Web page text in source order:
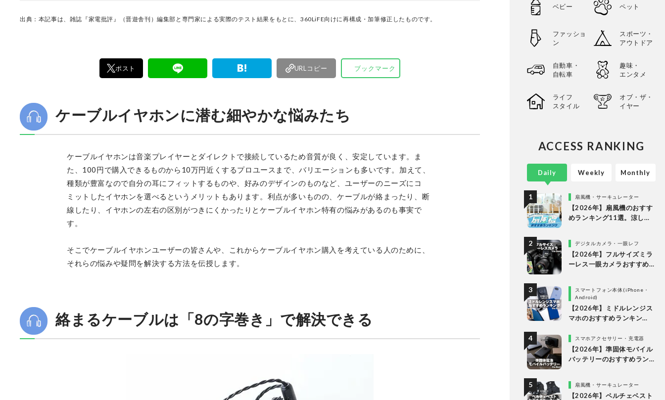
出典：本記事は、雑誌『家電批評』（晋遊舎刊）編集部と専門家による実際のテスト結果をもとに、360LiFE向けに再構成・加筆修正したものです。
ポスト URLコピー ブックマーク
ケーブルイヤホンに潜む細やかな悩みたち
ケーブルイヤホンは音楽プレイヤーとダイレクトで接続しているため音質が良く、安定しています。ま
た、100円で購入できるものから10万円近くするプロユースまで、バリエーションも多いです。加えて、
種類が豊富なので自分の耳にフィットするものや、好みのデザインのものなど、ユーザーのニーズにコ
ミットしたイヤホンを選べるというメリットもあります。利点が多いものの、ケーブルが絡まったり、断
線したり、イヤホンの左右の区別がつきにくかったりとケーブルイヤホン特有の悩みがあるのも事実で
す。
そこでケーブルイヤホンユーザーの皆さんや、これからケーブルイヤホン購入を考えている人のために、
それらの悩みや疑問を解決する方法を伝授します。
絡まるケーブルは「8の字巻き」で解決できる
ベビー ペット
ファッショ
ン
スポーツ・
アウトドア
自動車・
自転車
趣味・
エンタメ
ライフ
スタイル
オブ・ザ・
イヤー
ACCESS RANKING
Daily
扇風機・サーキュレーター
【2026年】扇風機のおすす
めランキング11選。涼しい
デジタルカメラ・一眼レフ
【2026年】フルサイズミラ
ーレス一眼カメラおすすめ
スマートフォン本体(iPhone・
Android)
【2026年】ミドルレンジス
マホのおすすめランキン
を比較
スマホアクセサリー・充電器
【2026年】準固体モバイル
バッテリーのおすすめラン
扇風機・サーキュレーター
【2026年】ペルチェベスト
Weekly Monthly